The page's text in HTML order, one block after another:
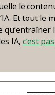
le
Et tout le
qu’entraîner
IA, c’est